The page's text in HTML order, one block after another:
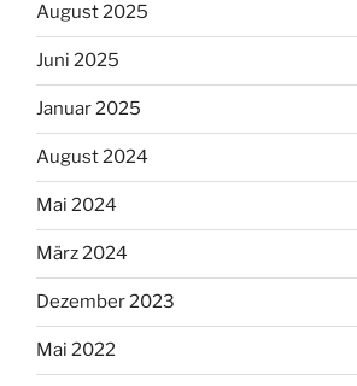
August 2025
Juni 2025
Januar 2025
August 2024
Mai 2024
März 2024
Dezember 2023
Mai 2022